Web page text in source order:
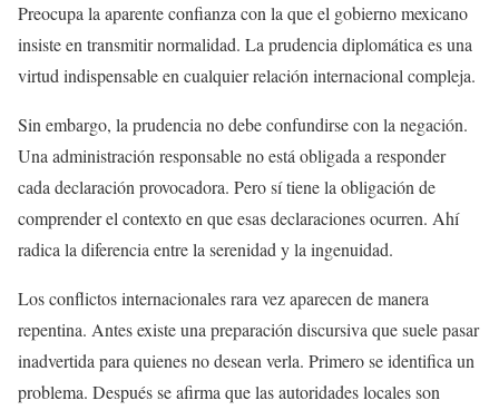
Preocupa la aparente confianza con la que el gobierno mexicano
insiste en transmitir normalidad. La prudencia diplomática es una
virtud indispensable en cualquier relación internacional compleja.
Sin embargo, la prudencia no debe confundirse con la negación.
Una administración responsable no está obligada a responder
cada declaración provocadora. Pero sí tiene la obligación de
comprender el contexto en que esas declaraciones ocurren. Ahí
radica la diferencia entre la serenidad y la ingenuidad.
Los conflictos internacionales rara vez aparecen de manera
repentina. Antes existe una preparación discursiva que suele pasar
inadvertida para quienes no desean verla. Primero se identifica un
problema. Después se afirma que las autoridades locales son